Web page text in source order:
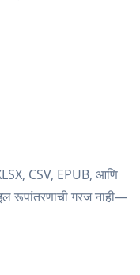
CSV, EPUB, आणि
रूपांतरणाची गरज नाही—